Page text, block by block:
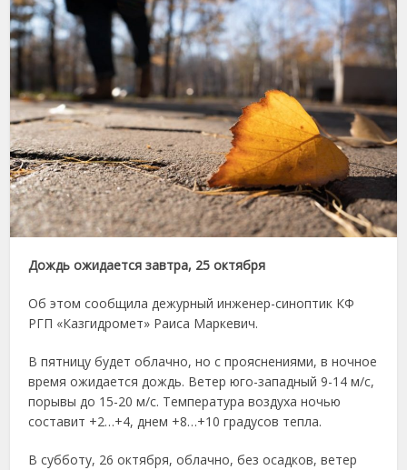
Дождь ожидается завтра, 25 октября
Об этом сообщила дежурный инженер-синоптик КФ
РГП «Казгидромет» Раиса Маркевич.
В пятницу будет облачно, но с прояснениями, в ночное
время ожидается дождь. Ветер юго-западный 9-14 м/с,
порывы до 15-20 м/с. Температура воздуха ночью
составит +2…+4, днем +8…+10 градусов тепла.
В субботу, 26 октября, облачно, без осадков, ветер